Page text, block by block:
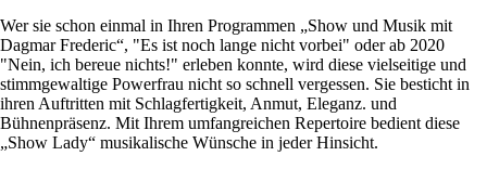
Wer sie schon einmal in Ihren Programmen „Show und Musik mit
Dagmar Frederic“, "Es ist noch lange nicht vorbei" oder ab 2020
"Nein, ich bereue nichts!" erleben konnte, wird diese vielseitige und
stimmgewaltige Powerfrau nicht so schnell vergessen. Sie besticht in
ihren Auftritten mit Schlagfertigkeit, Anmut, Eleganz. und
Bühnenpräsenz. Mit Ihrem umfangreichen Repertoire bedient diese
„Show Lady“ musikalische Wünsche in jeder Hinsicht.